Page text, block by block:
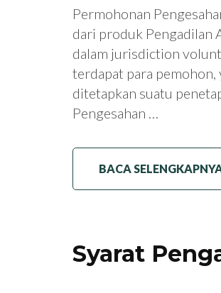
Permohonan
dari produk Pengadilan
dalam jurisdiction
terdapat para
ditetapkan suatu
Pengesahan …
BACA
Syarat